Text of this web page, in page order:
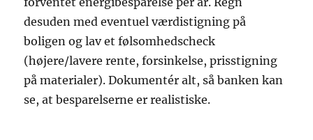
desuden med eventuel værdistigning på
boligen og lav et følsomhedscheck
(højere/lavere rente, forsinkelse, prisstigning
på materialer). Dokumentér alt, så banken kan
se, at besparelserne er realistiske.